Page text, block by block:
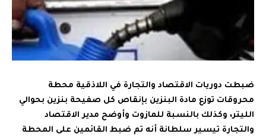
ضبطت دوريات الاقتصاد والتجارة في اللاذقية محطة
محروقات توزع مادة البنزين بإنقاص كل صفيحة بنزين بحوالي
الليتر، وكذلك بالنسبة للمازوت وأوضح مدير الاقتصاد
والتجارة تيسير سلطانة أنه تم ضبط القائمين على المحطة